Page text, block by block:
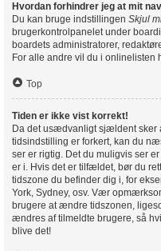
Hvordan forhindrer jeg at mit
Du kan bruge indstillingen Skjul
brugerkontrolpanelet under
boardets administratorer,
For alle andre vil du i onlinelisten
Top
Tiden er ikke vist korrekt!
Da det usædvanligt sjældent sker
tidsindstilling er forkert, kan du
ser er rigtig. Det du muligvis ser
er i. Hvis det er tilfældet, bør du
tidszone du befinder dig i, for
York, Sydney, osv. Vær
brugere at ændre tidszonen,
ændres af tilmeldte brugere, så
blive det!